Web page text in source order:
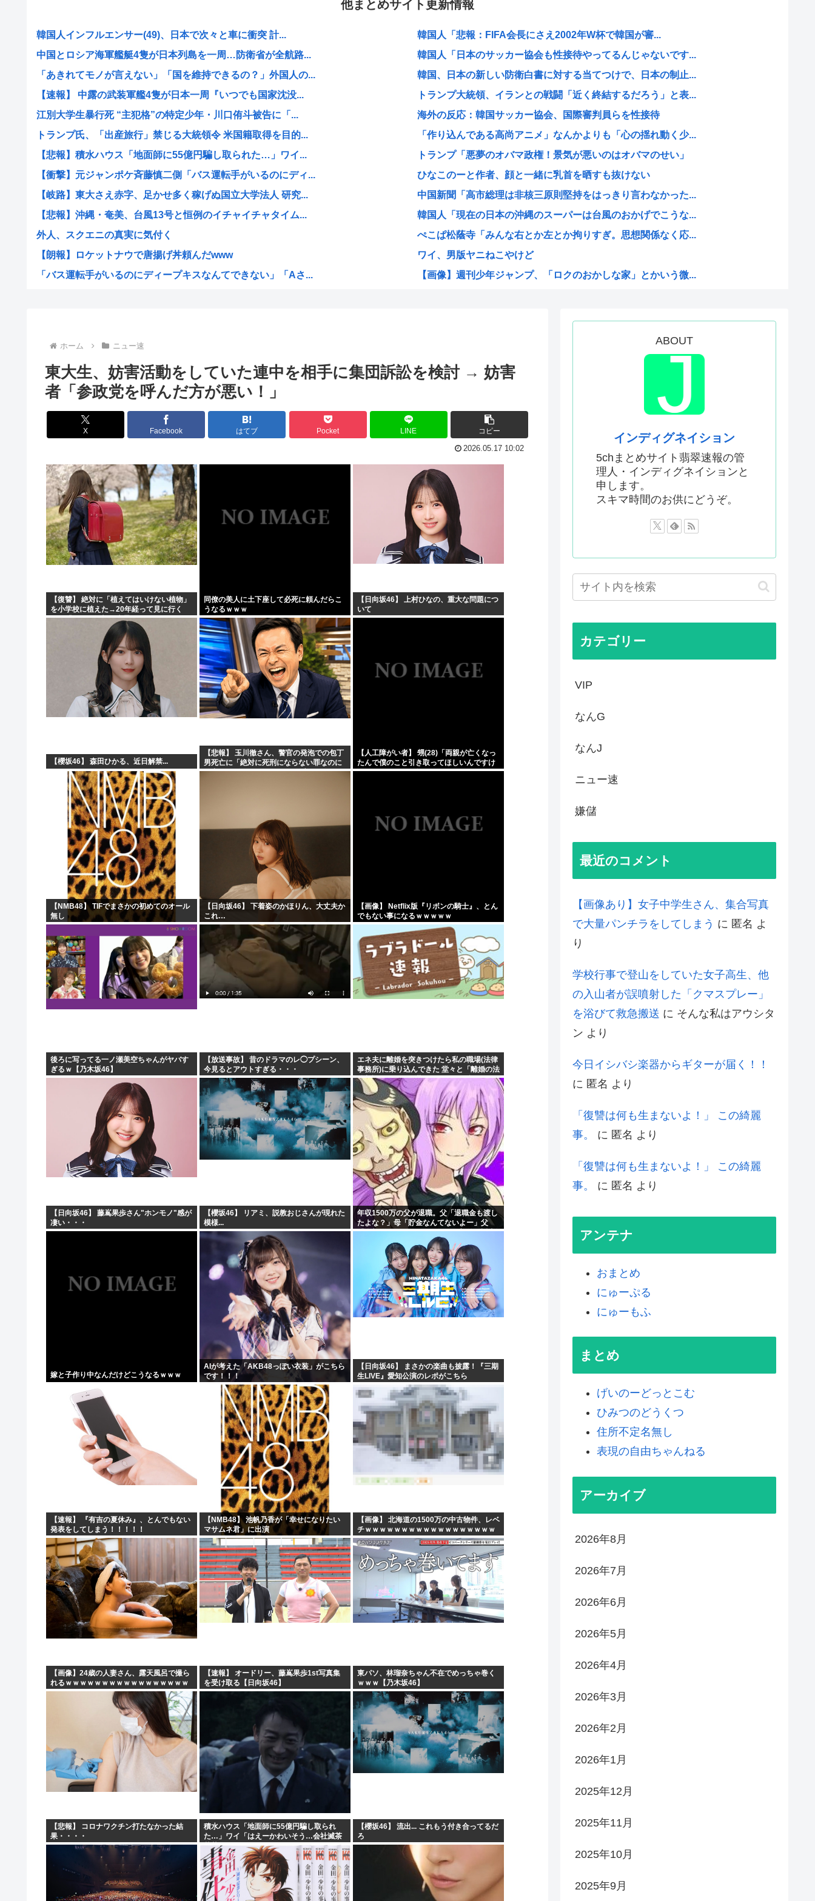
他まとめサイト更新情報
韓国人インフルエンサー(49)、日本で次々と車に衝突 計...
中国とロシア海軍艦艇4隻が日本列島を一周…防衛省が全航路...
「あきれてモノが言えない」「国を維持できるの？」外国人の...
【速報】 中露の武装軍艦4隻が日本一周『いつでも国家沈没...
江別大学生暴行死 “主犯格”の特定少年・川口侑斗被告に「...
トランプ氏、「出産旅行」禁じる大統領令 米国籍取得を目的...
【悲報】積水ハウス「地面師に55億円騙し取られた…」ワイ...
【衝撃】元ジャンポケ斉藤慎二側「バス運転手がいるのにディ...
【岐路】東大さえ赤字、足かせ多く稼げぬ国立大学法人 研究...
【悲報】沖縄・奄美、台風13号と恒例のイチャイチャタイム...
外人、スクエニの真実に気付く
【朗報】ロケットナウで唐揚げ丼頼んだwww
「バス運転手がいるのにディープキスなんてできない」「Aさ...
財務省、大型連休中の為替介入日数は3日間 総額11兆73...
【画像】コミケのインタビュー、とんでもない逸材が登場ww...
【為替相場】 ドル円は1ドル158円台半ば 介入警戒をし...
【悲報】ディズニーとUSJ、JKのダンス会場になってしま...
【画像】イケおじ(56)、中学生にナイフ突きつけて脅して...
【朗報】禁酒、楽勝だった
【悲報】ブロリー投入したら滅亡しそうな漫画
【悲報】ロケットナウで唐揚げ丼頼んだ
【画像】日本のOL、やはりシコすぎることが判明www
サヨク「防弾ガラスで守られ『広島から出て行けー！』と叫ば...
【悲報】ナルト「口寄せは蝦蟇です」サスケ「蛇です」サクラ...
韓国人「悲報：FIFA会長にさえ2002年W杯で韓国が審...
韓国人「日本のサッカー協会も性接待やってるんじゃないです...
韓国、日本の新しい防衛白書に対する当てつけで、日本の制止...
トランプ大統領、イランとの戦闘「近く終結するだろう」と表...
海外の反応：韓国サッカー協会、国際審判員らを性接待
「作り込んである高尚アニメ」なんかよりも「心の揺れ動く少...
トランプ「悪夢のオバマ政権！景気が悪いのはオバマのせい」
ひなこのーと作者、顔と一緒に乳首を晒すも抜けない
中国新聞「高市総理は非核三原則堅持をはっきり言わなかった...
韓国人「現在の日本の沖縄のスーパーは台風のおかげでこうな...
ぺこぱ松蔭寺「みんな右とか左とか拘りすぎ。思想関係なく応...
ワイ、男版ヤニねこやけど
【画像】週刊少年ジャンプ、「ロクのおかしな家」とかいう微...
韓国人「どうやら五輪サッカー日韓戦でも審判の接待があった...
ちいかわ見に来たよ?
ホロライブのVtuber、劇場版メイドインアビスの主題歌...
海外「日本なんて行くんじゃなかった…」 日本を知ってしま...
高市早苗政権「円安ホクホクゥ！財政健全化は目指さない！で...
クウラ「…着床したな」 悟空「 」
トランプ「結局のところ(次期大統領選で)私たちはJ.D....
韓国人「悲報：サッカー協会の審判への性接待が事実の場合、...
「おっさんの自堕落な生活を美少女にやらせるアニメ」、増え...
韓国、サッカーW杯予選で審判を性接待して買収していたこと...
ジョジョのシーザー「やってない犯罪は殺人だけです。」←こ...
韓国人「竹田恒泰とか36親等を養子に迎えるなら天皇の血を...
結局「SPY×FAMILY」は何が悪かったのか
韓国サッカー協会、外国人審判員数十人に性的接待。羨ま死刑
ホーム ニュー速
東大生、妨害活動をしていた連中を相手に集団訴訟を検討 → 妨害
者「参政党を呼んだ方が悪い！」
X Facebook はてブ Pocket LINE コピー
2026.05.17 10:02
【復讐】 絶対に「植えてはいけない植物」
を小学校に植えた→20年経って見に行く
と…「！？」衝撃の光景が・・・
同僚の美人に土下座して必死に頼んだらこ
うなるｗｗｗ
【日向坂46】 上村ひなの、重大な問題につ
いて
【櫻坂46】 森田ひかる、近日解禁...
【悲報】 玉川徹さん、警官の発泡での包丁
男死亡に「絶対に死刑にならない罪なのに
警察が死刑にした！」 → 元警官のマジレス
【人工障がい者】 甥(28)「両親が亡くなっ
たんで僕のこと引き取ってほしいんですけ
ど！」なんでいい年したヒキニートを引き
【NMB48】 TIFでまさかの初めてのオール
無し
【日向坂46】 下着姿のかほりん、大丈夫か
これ…
【画像】 Netflix版『リボンの騎士』、とん
でもない事になるｗｗｗｗｗ
後ろに写ってる一ノ瀬美空ちゃんがヤバす
ぎるｗ【乃木坂46】
【放送事故】 昔のドラマのレ◯プシーン、
今見るとアウトすぎる・・・
エネ夫に離婚を突きつけたら私の職場(法律
事務所)に乗り込んできた 堂々と「離婚の法
律相談です。母の薦めでこちらに参りまし
た」と言っているが、...
【日向坂46】 藤嶌果歩さん"ホンモノ"感が
凄い・・・
【櫻坂46】 リアミ、説教おじさんが現れた
模様...
年収1500万の父が退職。父「退職金も渡し
たよな？」母「貯金なんてないよー」父
「全部なくなったの！？」→予想外の返事
に家族騒然となり…
嫁と子作り中なんだけどこうなるｗｗｗ
AIが考えた「AKB48っぽい衣装」がこちら
です！！！
【日向坂46】 まさかの楽曲も披露！『三期
生LIVE』愛知公演のレポがこちら
【速報】 『有吉の夏休み』、とんでもない
発表をしてしまう！！！！！
【NMB48】 池帆乃香が「幸せになりたい
マサムネ君」に出演
【画像】 北海道の1500万の中古物件、レベ
チｗｗｗｗｗｗｗｗｗｗｗｗｗｗｗｗｗｗ
ｗｗ
【画像】24歳の人妻さん、露天風呂で撮ら
れるｗｗｗｗｗｗｗｗｗｗｗｗｗｗｗｗｗ
【速報】 オードリー、藤嶌果歩1st写真集
を受け取る【日向坂46】
東パソ、林瑠奈ちゃん不在でめっちゃ巻く
ｗｗｗ【乃木坂46】
【悲報】 コロナワクチン打たなかった結
果・・・・
積水ハウス「地面師に55億円騙し取られ
た…」ワイ「はえーかわいそう…会社滅茶
苦茶やろなぁ」→
【櫻坂46】 流出... これもう付き合ってるだ
ろ
ABOUT
インディグネイション
5chまとめサイト翡翠速報の管
理人・インディグネイションと
申します。
スキマ時間のお供にどうぞ。
カテゴリー
VIP
なんG
なんJ
ニュー速
嫌儲
最近のコメント
【画像あり】女子中学生さん、集合写真
で大量パンチラをしてしまう に 匿名 よ
り
学校行事で登山をしていた女子高生、他
の入山者が誤噴射した「クマスプレー」
を浴びて救急搬送 に そんな私はアウシタ
ン より
今日イシバシ楽器からギターが届く！！
に 匿名 より
「復讐は何も生まないよ！」 この綺麗
事。
に 匿名 より
「復讐は何も生まないよ！」 この綺麗
事。
に 匿名 より
アンテナ
おまとめ
にゅーぷる
にゅーもふ
まとめ
げいのーどっとこむ
ひみつのどうくつ
住所不定名無し
表現の自由ちゃんねる
アーカイブ
2026年8月
2026年7月
2026年6月
2026年5月
2026年4月
2026年3月
2026年2月
2026年1月
2025年12月
2025年11月
2025年10月
2025年9月